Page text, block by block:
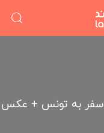
سفر به تونس + عکس